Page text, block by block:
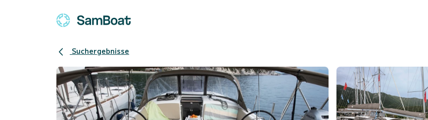
Suchergebnisse